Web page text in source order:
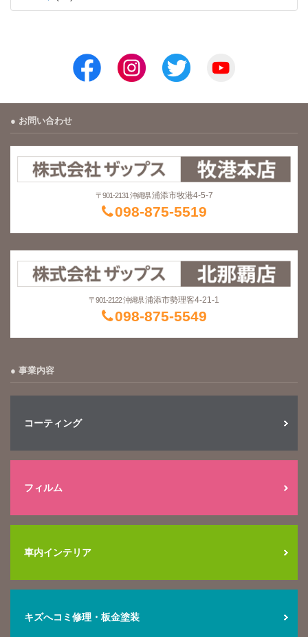
お問い合わせ
〒901-2131 沖縄県 浦添市牧港4-5-7
098-875-5519
〒901-2122 沖縄県浦添市勢理客4-21-1
098-875-5549
事業内容
コーティング
フィルム
車内インテリア
キズへコミ修理・板金塗装